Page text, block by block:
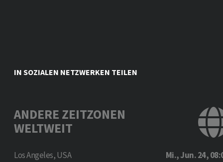
IN SOZIALEN NETZWERKEN TEILEN
ANDERE ZEITZONEN
WELTWEIT
Los Angeles, USA
Mi., Jun. 24,